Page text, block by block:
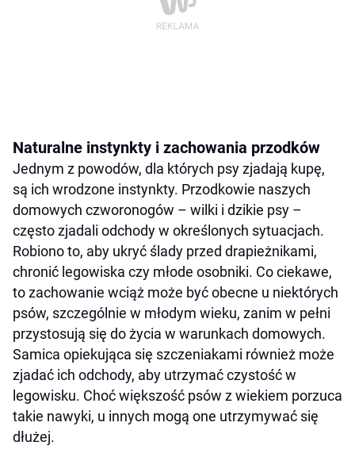
Naturalne instynkty i zachowania przodków
Jednym z powodów, dla których psy zjadają kupę,
są ich wrodzone instynkty. Przodkowie naszych
domowych czworonogów – wilki i dzikie psy –
często zjadali odchody w określonych sytuacjach.
Robiono to, aby ukryć ślady przed drapieżnikami,
chronić legowiska czy młode osobniki. Co ciekawe,
to zachowanie wciąż może być obecne u niektórych
psów, szczególnie w młodym wieku, zanim w pełni
przystosują się do życia w warunkach domowych.
Samica opiekująca się szczeniakami również może
zjadać ich odchody, aby utrzymać czystość w
legowisku. Choć większość psów z wiekiem porzuca
takie nawyki, u innych mogą one utrzymywać się
dłużej.